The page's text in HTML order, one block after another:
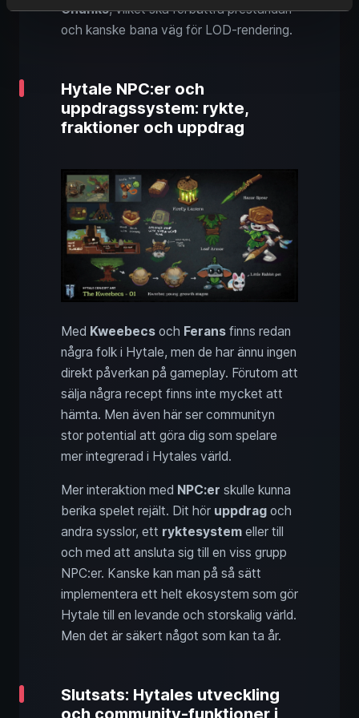
Chunks, vilket ska förbättra prestandan
och kanske bana väg för LOD‑rendering.
Hytale NPC:er och
uppdragssystem: rykte,
fraktioner och uppdrag
Med Kweebecs och Ferans finns redan
några folk i Hytale, men de har ännu ingen
direkt påverkan på gameplay. Förutom att
sälja några recept finns inte mycket att
hämta. Men även här ser communityn
stor potential att göra dig som spelare
mer integrerad i Hytales värld.
Mer interaktion med NPC:er skulle kunna
berika spelet rejält. Dit hör uppdrag och
andra sysslor, ett ryktesystem eller till
och med att ansluta sig till en viss grupp
NPC:er. Kanske kan man på så sätt
implementera ett helt ekosystem som gör
Hytale till en levande och storskalig värld.
Men det är säkert något som kan ta år.
Slutsats: Hytales utveckling